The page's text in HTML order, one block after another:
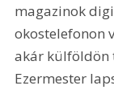
magazinok
okostelefonon
akár külföldön
Ezermester